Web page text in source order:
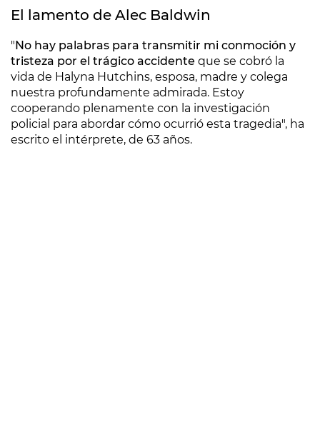
El lamento de Alec Baldwin
"No hay palabras para transmitir mi conmoción y
tristeza por el trágico accidente que se cobró la
vida de Halyna Hutchins, esposa, madre y colega
nuestra profundamente admirada. Estoy
cooperando plenamente con la investigación
policial para abordar cómo ocurrió esta tragedia", ha
escrito el intérprete, de 63 años.